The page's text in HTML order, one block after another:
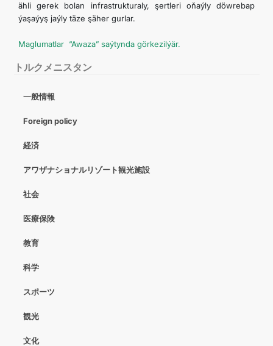
トルクメニスタン
一般情報
Foreign policy
経済
アワザナショナルリゾート観光施設
社会
医療保険
教育
科学
スポーツ
観光
文化
ähli gerek bolan infrastrukturaly, şertleri oňaýly döwrebap
ýaşaýyş jaýly täze şäher gurlar.
Maglumatlar “Awaza” saýtynda görkezilýär.